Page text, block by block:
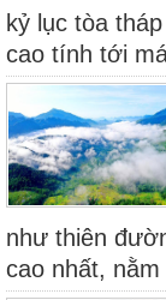
kỷ lục tòa
cao tính tới
như thiên
cao nhất,